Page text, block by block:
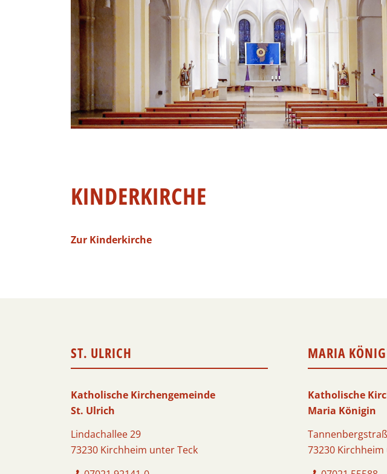
KINDERKIRCHE
Zur Kinderkirche
ST. ULRICH
Katholische Kirchengemeinde
St. Ulrich
Lindachallee 29
73230 Kirchheim unter Teck
MARIA
Katholische
Maria Königin
73230